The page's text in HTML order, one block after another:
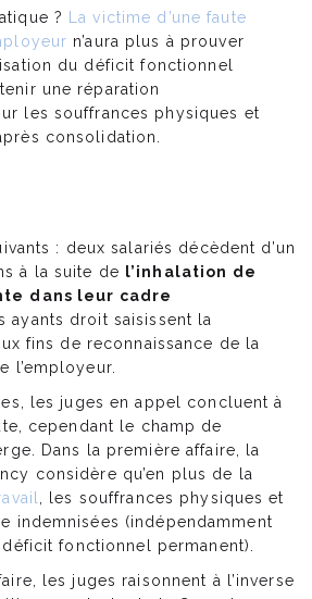
?
La victime d’une faute
n’aura plus à prouver
du déficit fonctionnel
une réparation
les souffrances physiques et
consolidation.
: deux salariés décèdent d’un
à la suite de l’inhalation de
dans leur cadre
ayants droit saisissent la
fins de reconnaissance de la
l’employeur.
les juges en appel concluent à
cependant le champ de
Dans la première affaire, la
considère qu’en plus de la
, les souffrances physiques et
indemnisées (indépendamment
fonctionnel permanent).
les juges raisonnent à l’inverse